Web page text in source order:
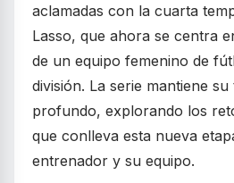
aclamadas con la cuarta
Lasso, que ahora se centra
de un equipo femenino de
división. La serie mantiene
profundo, explorando los
que conlleva esta nueva
entrenador y su equipo.